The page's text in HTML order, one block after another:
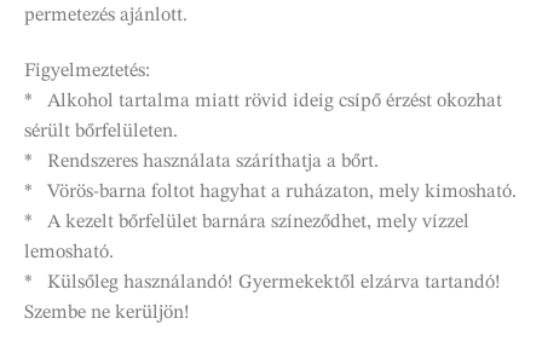
permetezés ajánlott.
Figyelmeztetés:
* Alkohol tartalma miatt rövid ideig csípő érzést okozhat
sérült bőrfelületen.
* Rendszeres használata száríthatja a bőrt.
* Vörös-barna foltot hagyhat a ruházaton, mely kimosható.
* A kezelt bőrfelület barnára színeződhet, mely vízzel
lemosható.
* Külsőleg használandó! Gyermekektől elzárva tartandó!
Szembe ne kerüljön!